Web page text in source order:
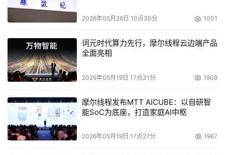
2026年05月26日 10点30分 1001
词元时代算力先行，摩尔线程云边端产品
全面亮相
2026年05月19日 17点31分 1908
摩尔线程发布MTT AICUBE：以自研智
能SoC为底座，打造家庭AI中枢
2026年05月19日 17点27分 1967